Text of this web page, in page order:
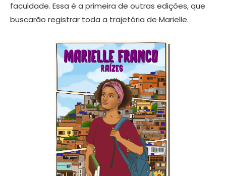
faculdade. Essa é a primeira de outras edições, que
buscarão registrar toda a trajetória de Marielle.